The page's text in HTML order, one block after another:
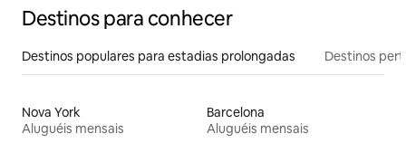
Destinos para conhecer
Destinos populares para estadias prolongadas Destinos
Nova York
Aluguéis mensais
Barcelona
Aluguéis mensais